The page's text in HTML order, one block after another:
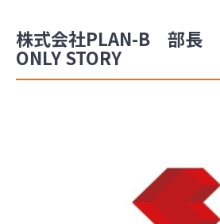
株式会社PLAN-B 部長
ONLY STORY